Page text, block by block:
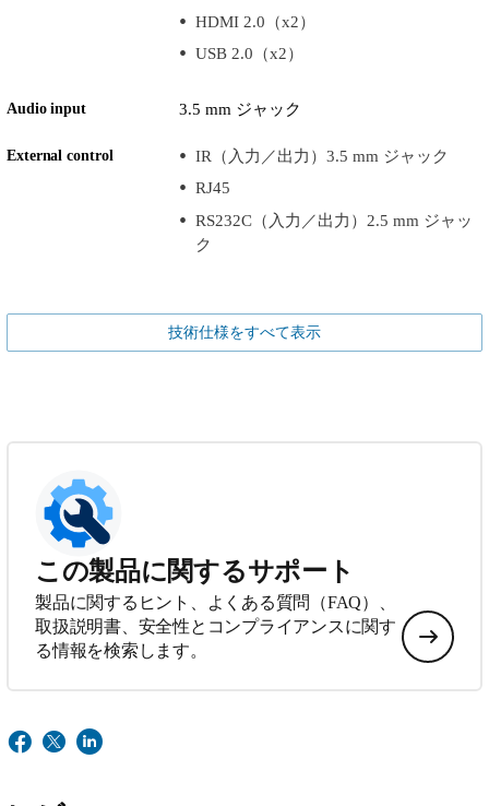
HDMI 2.0（x2）
USB 2.0（x2）
Audio input 3.5 mm ジャック
External control
IR（入力／出力）3.5 mm ジャック
RJ45
RS232C（入力／出力）2.5 mm ジャッ
ク
技術仕様をすべて表示
この製品に関するサポート
製品に関するヒント、よくある質問（FAQ）、
取扱説明書、安全性とコンプライアンスに関す
る情報を検索します。